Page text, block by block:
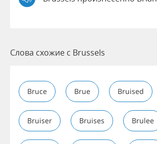
Слова схожие с Brussels
Bruce Brue Bruised
Bruiser Bruises Brulee